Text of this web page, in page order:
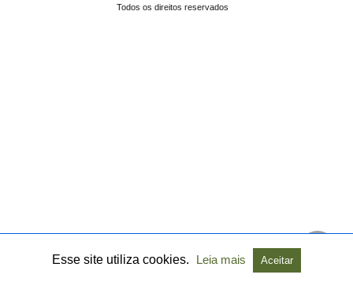
Todos os direitos reservados
Esse site utiliza cookies. Leia mais Aceitar